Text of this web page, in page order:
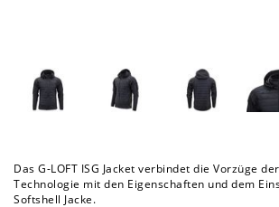
Das G-LOFT ISG Jacket verbindet die Vorzüge
Technologie mit den Eigenschaften und dem
Softshell Jacke.